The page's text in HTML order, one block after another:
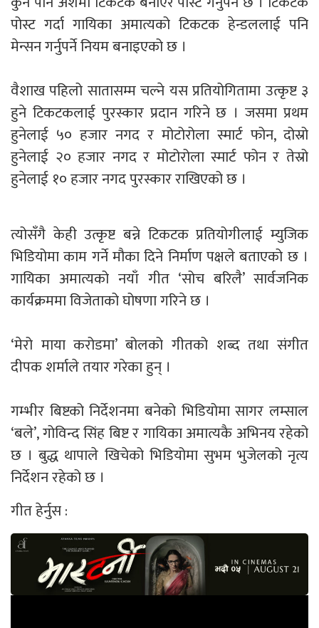
पोस्ट गर्दा गायिका अमात्यको टिकटक हेन्डललाई पनि
मेन्सन गर्नुपर्ने नियम बनाइएको छ ।
वैशाख पहिलो सातासम्म चल्ने यस प्रतियोगितामा उत्कृष्ट ३
हुने टिकटकलाई पुरस्कार प्रदान गरिने छ । जसमा प्रथम
हुनेलाई ५० हजार नगद र मोटोरोला स्मार्ट फोन, दोस्रो
हुनेलाई २० हजार नगद र मोटोरोला स्मार्ट फोन र तेस्रो
हुनेलाई १० हजार नगद पुरस्कार राखिएको छ ।
त्योसँगै केही उत्कृष्ट बन्ने टिकटक प्रतियोगीलाई म्युजिक
भिडियोमा काम गर्ने मौका दिने निर्माण पक्षले बताएको छ ।
गायिका अमात्यको नयाँ गीत ‘सोच बरिलै’ सार्वजनिक
कार्यक्रममा विजेताको घोषणा गरिने छ ।
‘मेरो माया करोडमा’ बोलको गीतको शब्द तथा संगीत
दीपक शर्माले तयार गरेका हुन् ।
गम्भीर बिष्टको निर्देशनमा बनेको भिडियोमा सागर लम्साल
‘बले’, गोविन्द सिंह बिष्ट र गायिका अमात्यकै अभिनय रहेको
छ । बुद्ध थापाले खिचेको भिडियोमा सुभम भुजेलको नृत्य
निर्देशन रहेको छ ।
गीत हेर्नुस :